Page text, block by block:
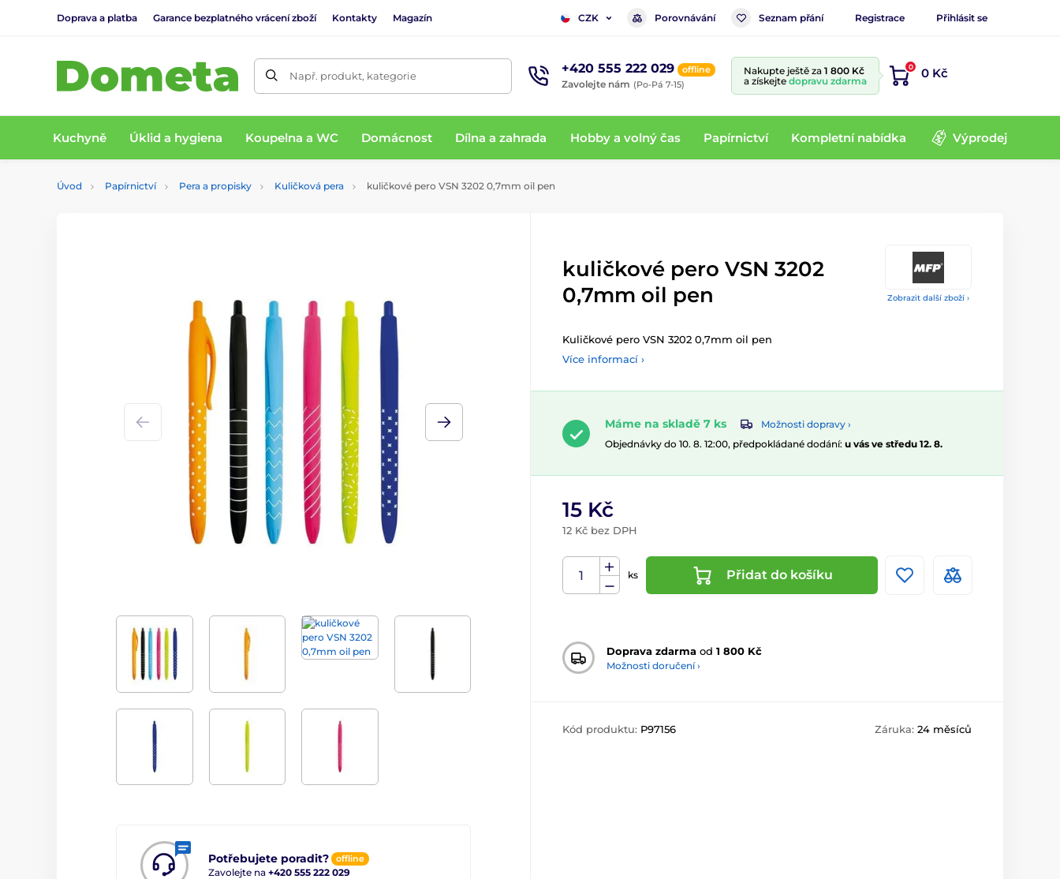
Doprava a platba Garance bezplatného vrácení zboží Kontakty Magazín CZK Porovnávání Seznam přání Registrace Přihlásit se
Např. produkt, kategorie +420 555 222 029 offline
Zavolejte nám (Po-Pá 7-15)
Nakupte ještě za 1 800 Kč
a získejte dopravu zdarma
0 0 Kč
Kuchyně Úklid a hygiena Koupelna a WC Domácnost Dílna a zahrada Hobby a volný čas Papírnictví Kompletní nabídka Výprodej
Úvod Papírnictví Pera a propisky Kuličková pera kuličkové pero VSN 3202 0,7mm oil pen
Zobrazit další zboží ›
Potřebujete poradit? offline
Zavolejte na +420 555 222 029
kuličkové pero VSN 3202
0,7mm oil pen
Kuličkové pero VSN 3202 0,7mm oil pen
Více informací ›
Máme na skladě 7 ks
Možnosti dopravy ›
Objednávky do 10. 8. 12:00, předpokládané dodání: u vás ve středu 12. 8.
15 Kč
12 Kč bez DPH
ks Přidat do košíku
Doprava zdarma od 1 800 Kč
Možnosti doručení ›
Kód produktu: P97156 Záruka: 24 měsíců